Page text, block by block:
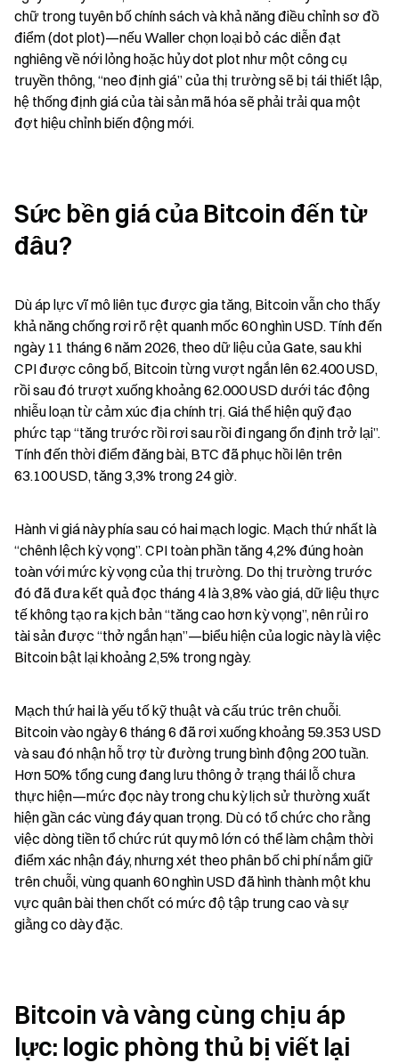
chữ trong tuyên bố chính sách và khả năng điều chỉnh sơ đồ
điểm (dot plot)—nếu Waller chọn loại bỏ các diễn đạt
nghiêng về nới lỏng hoặc hủy dot plot như một công cụ
truyền thông, “neo định giá” của thị trường sẽ bị tái thiết lập,
hệ thống định giá của tài sản mã hóa sẽ phải trải qua một
đợt hiệu chỉnh biến động mới.
Sức bền giá của Bitcoin đến từ
đâu?
Dù áp lực vĩ mô liên tục được gia tăng, Bitcoin vẫn cho thấy
khả năng chống rơi rõ rệt quanh mốc 60 nghìn USD. Tính đến
ngày 11 tháng 6 năm 2026, theo dữ liệu của Gate, sau khi
CPI được công bố, Bitcoin từng vượt ngắn lên 62.400 USD,
rồi sau đó trượt xuống khoảng 62.000 USD dưới tác động
nhiễu loạn từ cảm xúc địa chính trị. Giá thể hiện quỹ đạo
phức tạp “tăng trước rồi rơi sau rồi đi ngang ổn định trở lại”.
Tính đến thời điểm đăng bài, BTC đã phục hồi lên trên
63.100 USD, tăng 3,3% trong 24 giờ.
Hành vi giá này phía sau có hai mạch logic. Mạch thứ nhất là
“chênh lệch kỳ vọng”. CPI toàn phần tăng 4,2% đúng hoàn
toàn với mức kỳ vọng của thị trường. Do thị trường trước
đó đã đưa kết quả đọc tháng 4 là 3,8% vào giá, dữ liệu thực
tế không tạo ra kịch bản “tăng cao hơn kỳ vọng”, nên rủi ro
tài sản được “thở ngắn hạn”—biểu hiện của logic này là việc
Bitcoin bật lại khoảng 2,5% trong ngày.
Mạch thứ hai là yếu tố kỹ thuật và cấu trúc trên chuỗi.
Bitcoin vào ngày 6 tháng 6 đã rơi xuống khoảng 59.353 USD
và sau đó nhận hỗ trợ từ đường trung bình động 200 tuần.
Hơn 50% tổng cung đang lưu thông ở trạng thái lỗ chưa
thực hiện—mức đọc này trong chu kỳ lịch sử thường xuất
hiện gần các vùng đáy quan trọng. Dù có tổ chức cho rằng
việc dòng tiền tổ chức rút quy mô lớn có thể làm chậm thời
điểm xác nhận đáy, nhưng xét theo phân bố chi phí nắm giữ
trên chuỗi, vùng quanh 60 nghìn USD đã hình thành một khu
vực quân bài then chốt có mức độ tập trung cao và sự
giằng co dày đặc.
Bitcoin và vàng cùng chịu áp
lực: logic phòng thủ bị viết lại